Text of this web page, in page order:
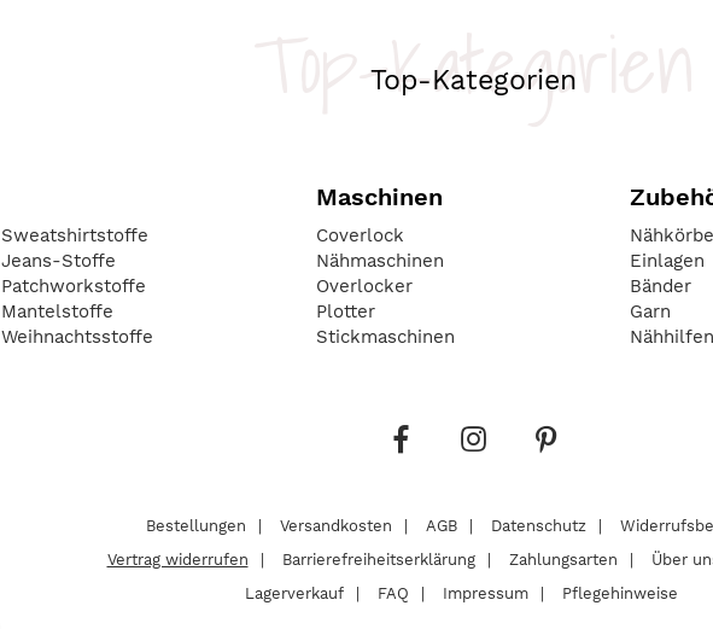
Top-Kategorien
Top-Kategorien
Sweatshirtstoffe
Jeans-Stoffe
Patchworkstoffe
Mantelstoffe
Weihnachtsstoffe
Maschinen
Coverlock
Nähmaschinen
Overlocker
Plotter
Stickmaschinen
Nähkörbe
Einlagen
Bänder
Garn
Nähhilfen
Bestellungen Versandkosten AGB Datenschutz
Vertrag widerrufen
Barrierefreiheitserklärung Zahlungsarten Über
Lagerverkauf
FAQ Impressum Pflegehinweise